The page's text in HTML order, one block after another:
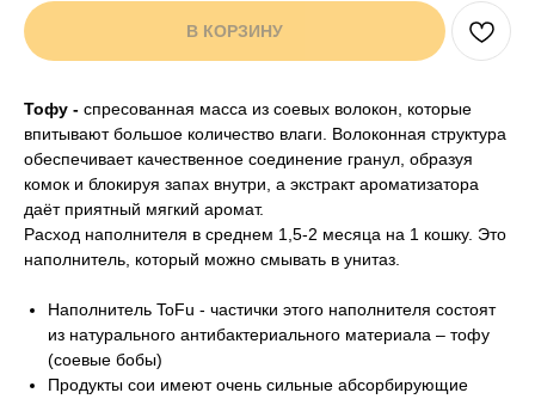
В КОРЗИНУ
Тофу - спресованная масса из соевых волокон, которые
впитывают большое количество влаги. Волоконная структура
обеспечивает качественное соединение гранул, образуя
комок и блокируя запах внутри, а экстракт ароматизатора
даёт приятный мягкий аромат.
Расход наполнителя в среднем 1,5-2 месяца на 1 кошку. Это
наполнитель, который можно смывать в унитаз.
Наполнитель ToFu - частички этого наполнителя состоят
из натурального антибактериального материала – тофу
(соевые бобы)
Продукты сои имеют очень сильные абсорбирующие